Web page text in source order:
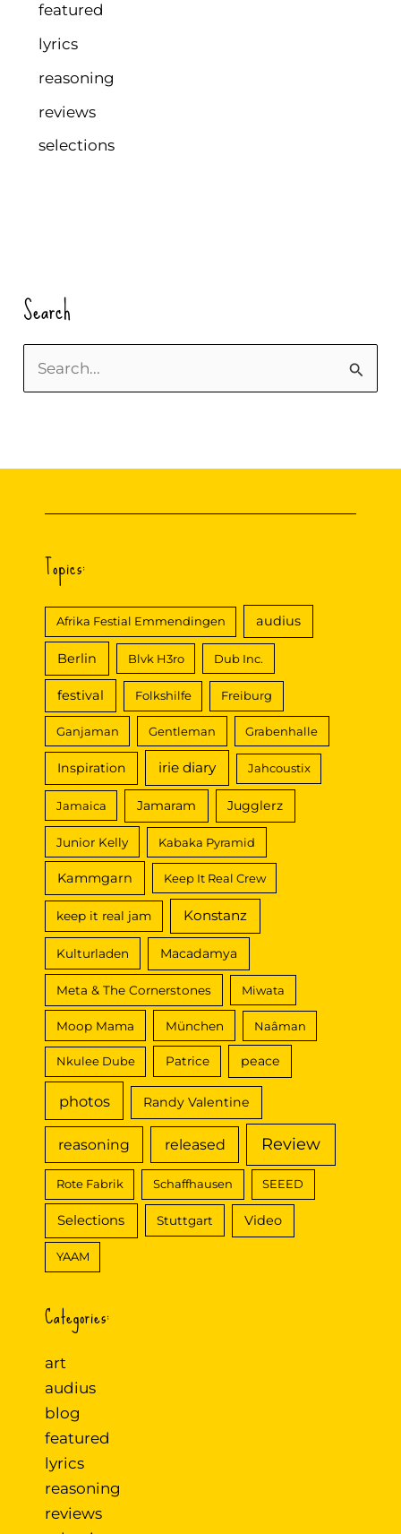
featured
lyrics
reasoning
reviews
selections
Search
u
Topics:
Afrika Festial Emmendingen audius
Berlin Blvk H3ro Dub Inc.
festival Folkshilfe Freiburg
Ganjaman Gentleman Grabenhalle
Inspiration irie diary Jahcoustix
Jamaica Jamaram Jugglerz
Junior Kelly Kabaka Pyramid
Kammgarn Keep It Real Crew
keep it real jam Konstanz
Kulturladen Macadamya
Meta & The Cornerstones Miwata
Moop Mama München Naâman
Nkulee Dube Patrice peace
photos Randy Valentine
reasoning released Review
Rote Fabrik Schaffhausen SEEED
Selections Stuttgart Video
YAAM
Categories:
art
audius
blog
featured
lyrics
reasoning
reviews